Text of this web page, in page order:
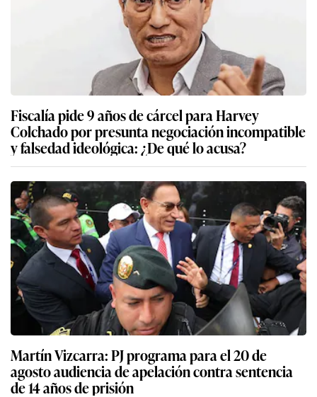
Fiscalía pide 9 años de cárcel para Harvey
Colchado por presunta negociación incompatible
y falsedad ideológica: ¿De qué lo acusa?
Martín Vizcarra: PJ programa para el 20 de
agosto audiencia de apelación contra sentencia
de 14 años de prisión